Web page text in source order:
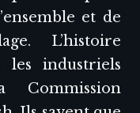
et de
L’histoire
les industriels
Commission